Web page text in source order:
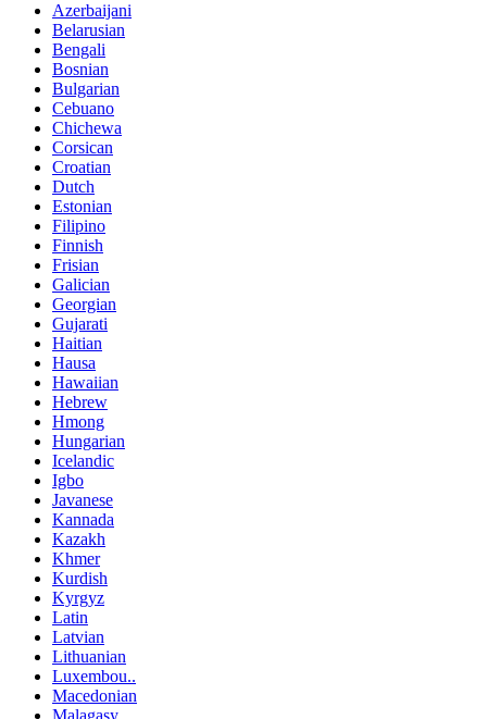
Azerbaijani
Belarusian
Bengali
Bosnian
Bulgarian
Cebuano
Chichewa
Corsican
Croatian
Dutch
Estonian
Filipino
Finnish
Frisian
Galician
Georgian
Gujarati
Haitian
Hausa
Hawaiian
Hebrew
Hmong
Hungarian
Icelandic
Igbo
Javanese
Kannada
Kazakh
Khmer
Kurdish
Kyrgyz
Latin
Latvian
Lithuanian
Luxembou..
Macedonian
Malagasy